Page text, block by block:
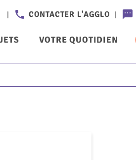
Header
-
CONTACTER L'AGGLO
VOTRE QUOTIDIEN